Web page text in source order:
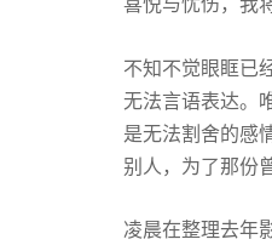
不知不觉眼眶已
无法言语表达。
是无法割舍的感
别人，为了那份
凌晨在整理去年